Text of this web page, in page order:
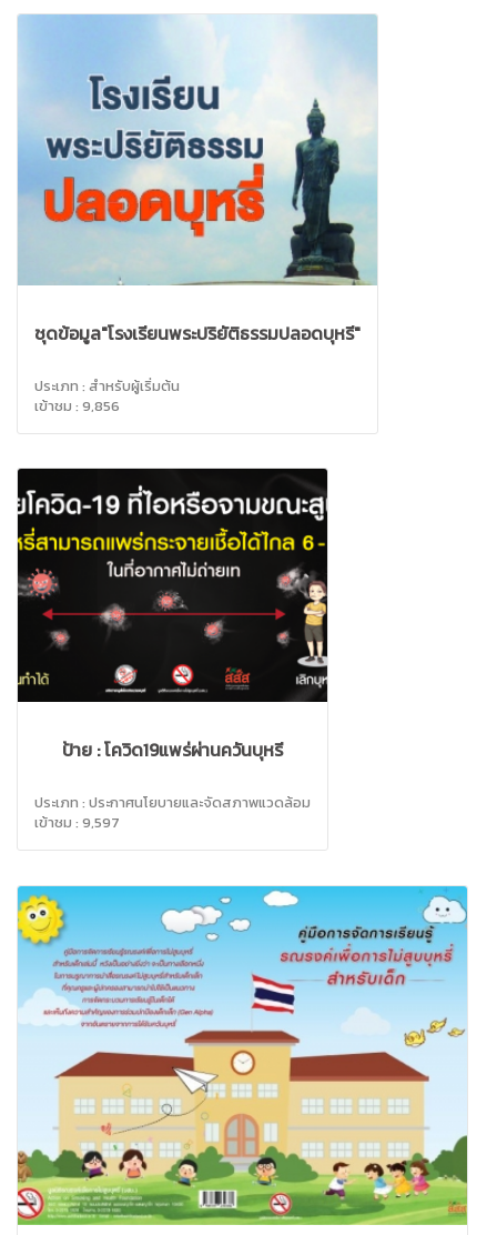
ชุดข้อมูล"โรงเรียนพระปริยัติธรรมปลอดบุหรี่"
ประเภท : สำหรับผู้เริ่มต้น
เข้าชม : 9,856
ป้าย : โควิด19แพร่ผ่านควันบุหรี่
ประเภท : ประกาศนโยบายและจัดสภาพแวดล้อม
เข้าชม : 9,597